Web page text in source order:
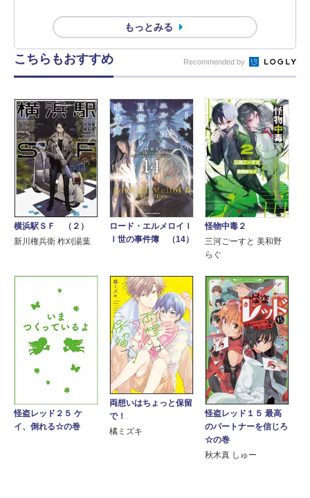
もっとみる
こちらもおすすめ Recommended by
横浜駅ＳＦ （２）
新川権兵衛 柞刈湯葉
ロード・エルメロイＩ
Ｉ世の事件簿 （14）
怪物中毒２
三河ごーすと 美和野
らぐ
怪盗レッド２５ ケ
イ、倒れる☆の巻
両想いはちょっと保留
で！
橘ミズキ
怪盗レッド１５ 最高
のパートナーを信じろ
☆の巻
秋木真 しゅー